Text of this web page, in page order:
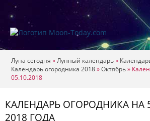
Луна сегодня »Лунный календарь»
Календарь огородника 2018»Октябрь»
05.10.2018
КАЛЕНДАРЬ ОГОРОДНИКА НА
2018 ГОДА